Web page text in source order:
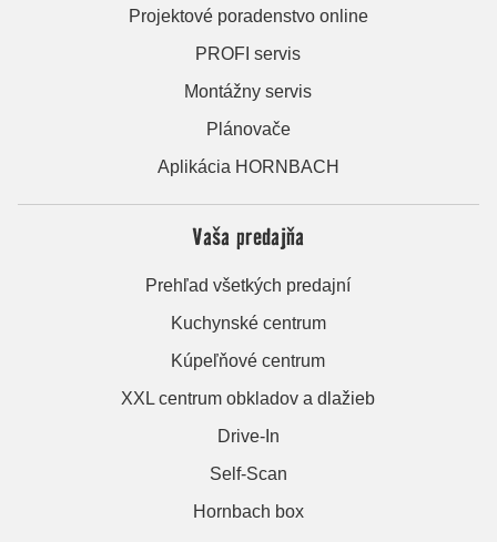
Projektové poradenstvo online
PROFI servis
Montážny servis
Plánovače
Aplikácia HORNBACH
Vaša predajňa
Prehľad všetkých predajní
Kuchynské centrum
Kúpeľňové centrum
XXL centrum obkladov a dlažieb
Drive-In
Self-Scan
Hornbach box